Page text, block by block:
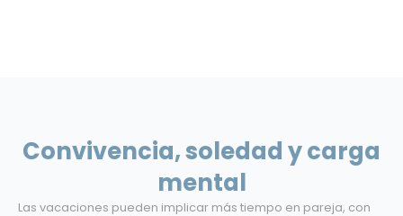
Convivencia, soledad y carga
mental
Las vacaciones pueden implicar más tiempo en pareja, con